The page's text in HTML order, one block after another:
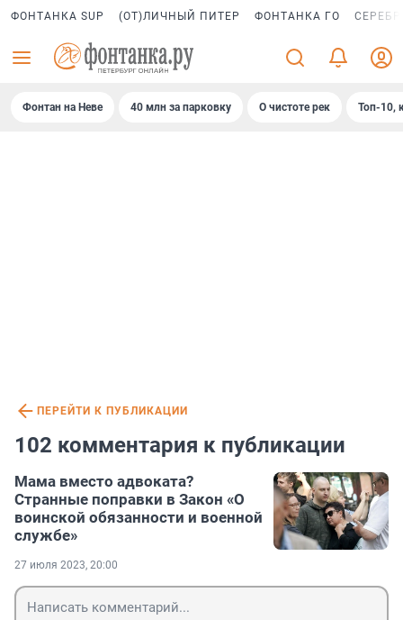
ФОНТАНКА SUP (ОТ)ЛИЧНЫЙ ПИТЕР ФОНТАНКА ГО
Фонтан на Неве 40 млн за парковку О чистоте рек Топ-10,
ПЕРЕЙТИ К ПУБЛИКАЦИИ
102 комментария к публикации
Мама вместо адвоката?
Странные поправки в Закон «О
воинской обязанности и военной
службе»
27 июля 2023, 20:00